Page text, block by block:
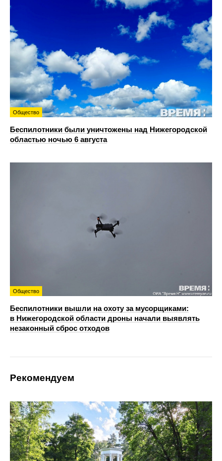
Общество
Беспилотники были уничтожены над Нижегородской
областью ночью 6 августа
Общество
Беспилотники вышли на охоту за мусорщиками:
в Нижегородской области дроны начали выявлять
незаконный сброс отходов
Рекомендуем